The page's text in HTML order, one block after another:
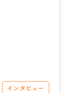
インタビュー